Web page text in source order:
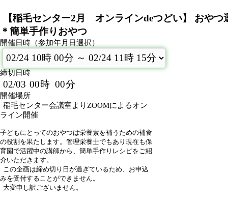
【稲毛センター2月 オンラインdeつどい】 おや
＊簡単手作りおやつ
開催日時（参加年月日選択）
締切日時
02/03 00時 00分
開催場所
稲毛センター会議室よりZOOMによるオン
ライン開催
子どもにとってのおやつは栄養素を補うための補食
の役割を果たします。管理栄養士でもあり現在も保
育園で活躍中の講師から、簡単手作りレシピをご紹
介いただきます。
この企画は締め切り日が過ぎているため、お申込
みを受付することができません。
大変申し訳ございません。